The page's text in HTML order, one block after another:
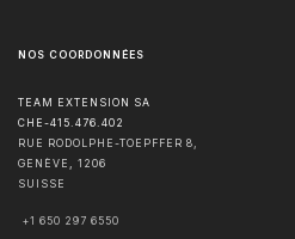
NOS COORDONNÉES
TEAM EXTENSION SA
CHE-415.476.402
RUE RODOLPHE-TOEPFFER 8,
GENÈVE
1206
SUISSE
+1 650 297 6550